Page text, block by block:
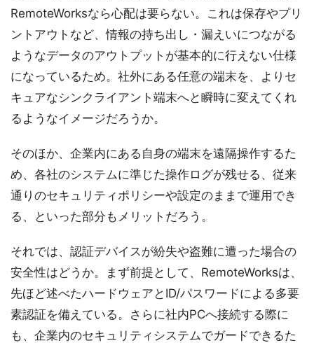
RemoteWorksなら心配は要らない。これは保存やプリ
ントアウトなど、情報の持ち出し・漏えいにつながる
ようなデータのアウトプットが基本的に行えない仕様
になっているため。社外にある任意の端末を、よりセ
キュアなシンクライアント端末へと瞬時に変えてくれ
るようなイメージだろうか。
そのほか、企業内にある自身の端末を遠隔操作するた
め、各社のシステムに準じた操作ログが残せる、従来
通りのセキュリティポリシーや設定のままで運用でき
る、といった部分もメリットだろう。
それでは、認証デバイスが紛失や盗難に遭った場合の
安全性はどうか。まず前提として、RemoteWorksは、
先ほど述べたハードウェアとID/パスワードによる多要
素認証を備えている。さらに社内PCへ接続する際に
も、企業内のセキュリティシステムでガードできるた